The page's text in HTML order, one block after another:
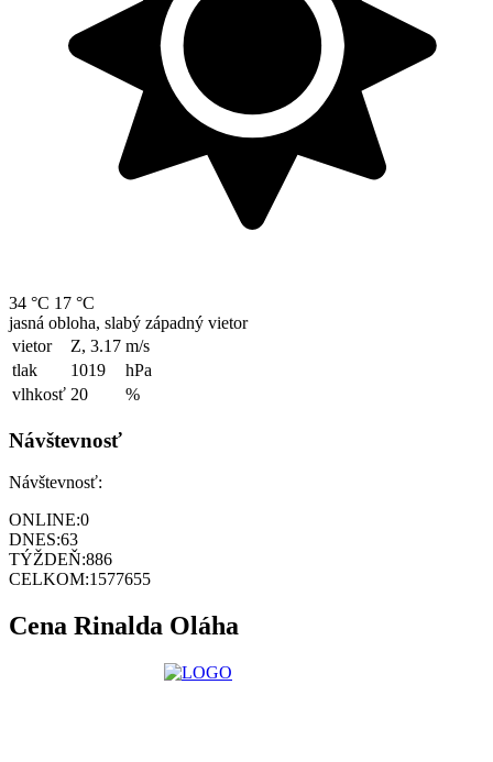
34 °C 17 °C
jasná obloha, slabý západný vietor
vietor
Z, 3.17 m/s
tlak
1019
hPa
vlhkosť 20 %
Návštevnosť
Návštevnosť:
ONLINE:0
DNES:63
TÝŽDEŇ:886
CELKOM:1577655
Cena Rinalda Oláha